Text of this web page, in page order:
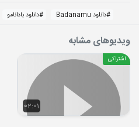
#دانلود Badanamu #دانلود بادانامو
ویدیوهای مشابه
02:01
اشتراکی